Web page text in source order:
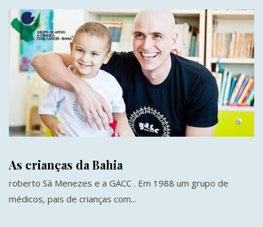
As crianças da Bahia
roberto Sà Menezes e a GACC . Em 1988 um grupo de
médicos, pais de crianças com...